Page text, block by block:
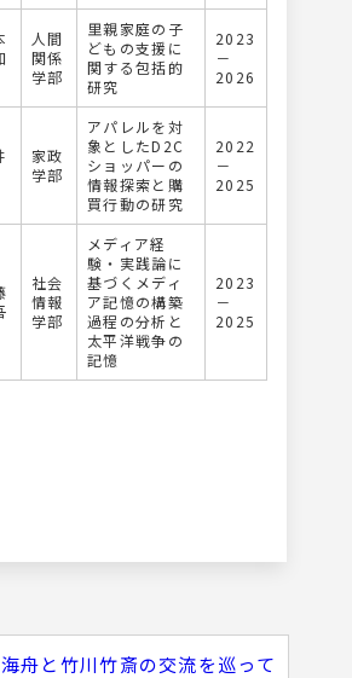
人間
関係
学部
⾥親家庭の⼦
どもの⽀援に
関する包括的
研究
2023
－
2026
家政
学部
アパレルを対
象としたD2C
ショッパーの
情報探索と購
買行動の研究
2022
－
2025
社会
情報
学部
メディア経
験・実践論に
基づくメディ
ア記憶の構築
過程の分析と
太平洋戦争の
記憶
2023
－
2025
舟と竹川竹斎の交流を巡って